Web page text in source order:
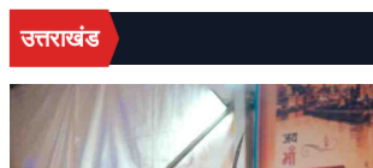
उत्तराखंड